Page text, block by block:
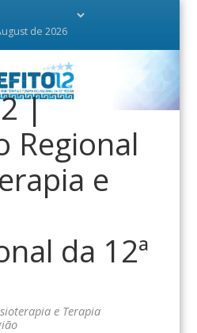
de 2026
|
Regional
e
da 12ª
e Terapia